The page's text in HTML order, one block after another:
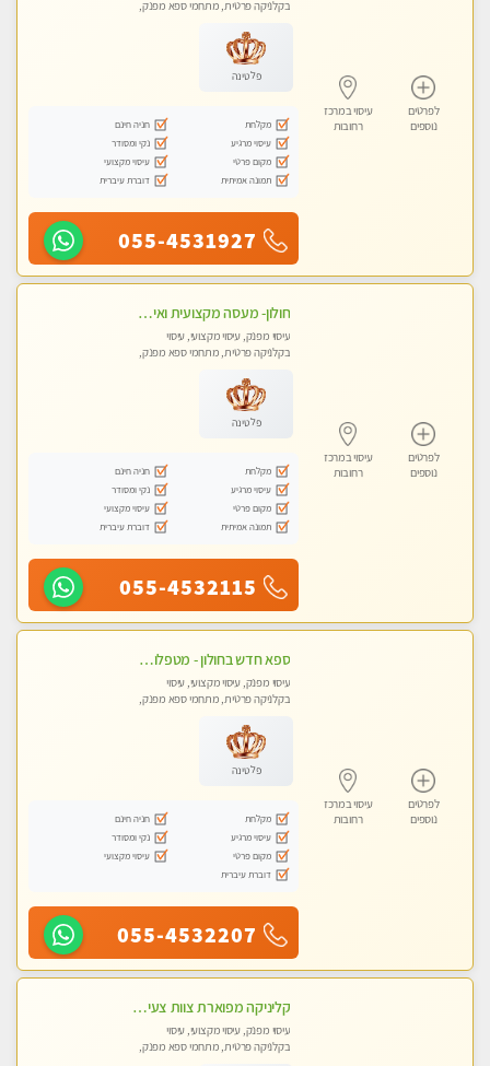
לפרטים
נוספים
עיסוי במרכז
רחובות
בקלניקה פרטית, מתחמי ספא מפנק,
פלטינה
מקלחת
חניה חינם
עיסוי מרגיע
נקי ומסודר
מקום פרטי
עיסוי מקצועי
תמונה אמיתית
דוברת עיברית
055-4531927
לפרטים
נוספים
עיסוי במרכז
רחובות
חולון- מעסה מקצועית ואיכותי
עיסוי מפנק, עיסוי מקצועי, עיסוי
בקלניקה פרטית, מתחמי ספא מפנק,
פלטינה
מקלחת
חניה חינם
עיסוי מרגיע
נקי ומסודר
מקום פרטי
עיסוי מקצועי
תמונה אמיתית
דוברת עיברית
055-4532115
לפרטים
נוספים
עיסוי במרכז
רחובות
ספא חדש בחולון - מטפלות מקצועיות ברמה גבוהה מומלץ מאוד !!! . . highly recommended..new in the city -אין פרטים נוספים במקום -ללא מין !!
עיסוי מפנק, עיסוי מקצועי, עיסוי
בקלניקה פרטית, מתחמי ספא מפנק,
פלטינה
מקלחת
חניה חינם
עיסוי מרגיע
נקי ומסודר
מקום פרטי
עיסוי מקצועי
דוברת עיברית
055-4532207
קליניקה מפוארת צוות צעיר ומקצועי לעיסוי VIP באווירה חמה ונעימה מומלץ ביותר! חוויה מפנקת מאוד ... ללא מין !!
עיסוי מפנק, עיסוי מקצועי, עיסוי
בקלניקה פרטית, מתחמי ספא מפנק,